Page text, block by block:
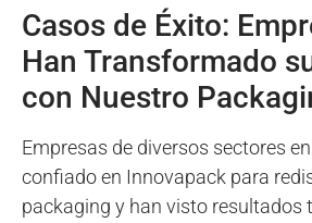
Casos de Éxito:
Han Transformado
con Nuestro
Empresas de diversos sectores
confiado en Innovapack para
packaging y han visto resultados